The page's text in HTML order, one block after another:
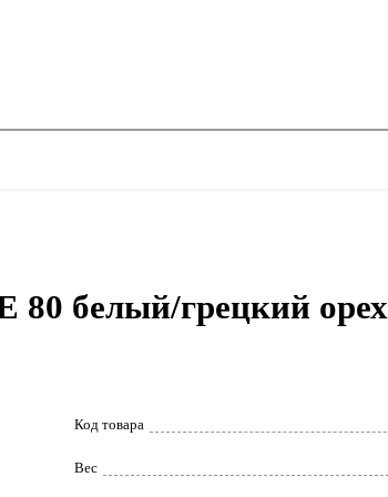
белый/грецкий орех
Код товара
Вес